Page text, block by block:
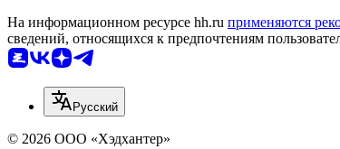
На информационном ресурсе hh.ru применяются
сведений, относящихся к предпочтениям
Русский
© 2026 ООО «Хэдхантер»